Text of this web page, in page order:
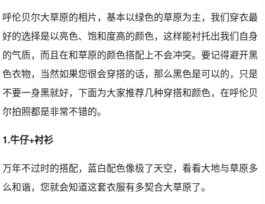
呼伦贝尔大草原的相片，基本以绿色的草原为主，我们穿衣最
好的选择是以亮色、饱和度高的颜色，这样能衬托出我们自身
的气质，而且在和草原的颜色搭配上不会冲突。要记得避开黑
色衣物，当然如果您很会穿搭的话，那么黑色是可以的，只是
不要一身黑就好，下面为大家推荐几种穿搭和颜色，在呼伦贝
尔拍照都是非常不错的。
1.牛仔+衬衫
万年不过时的搭配，蓝白配色像极了天空，看看大地与草原多
么和谐，您就会知道这套衣服有多契合大草原了。